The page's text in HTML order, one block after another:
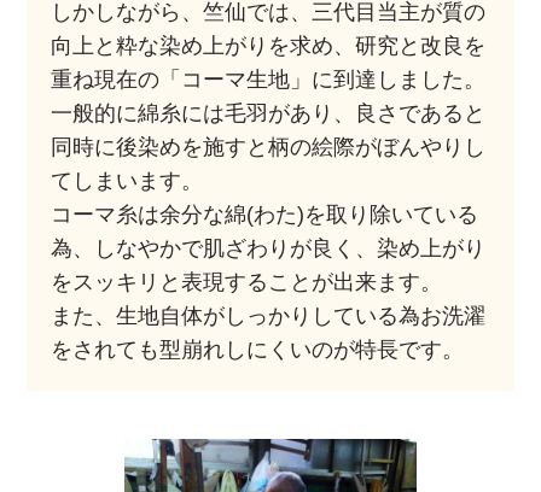
しかしながら、竺仙では、三代目当主が質の
向上と粋な染め上がりを求め、研究と改良を
重ね現在の「コーマ生地」に到達しました。
一般的に綿糸には毛羽があり、良さであると
同時に後染めを施すと柄の絵際がぼんやりし
てしまいます。
コーマ糸は余分な綿(わた)を取り除いている
為、しなやかで肌ざわりが良く、染め上がり
をスッキリと表現することが出来ます。
また、生地自体がしっかりしている為お洗濯
をされても型崩れしにくいのが特長です。